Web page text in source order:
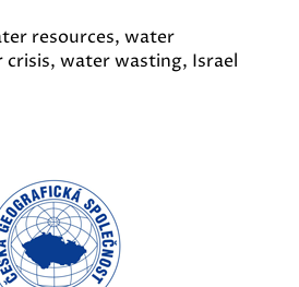
resources, water
water wasting, Israel